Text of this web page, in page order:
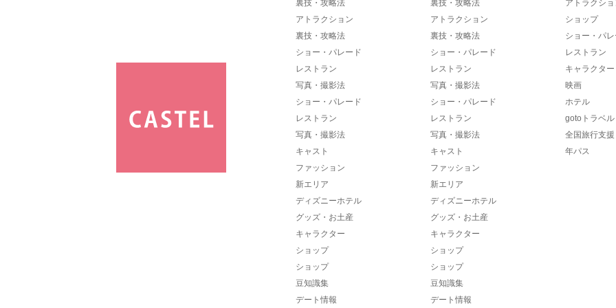
裏技・攻略法
アトラクション
裏技・攻略法
ショー・パレード
レストラン
写真・撮影法
ショー・パレード
レストラン
写真・撮影法
キャスト
ファッション
新エリア
ディズニーホテル
グッズ・お土産
キャラクター
ショップ
ショップ
豆知識集
デート情報
裏技・攻略法
アトラクション
裏技・攻略法
ショー・パレード
レストラン
写真・撮影法
ショー・パレード
レストラン
写真・撮影法
キャスト
ファッション
新エリア
ディズニーホテル
グッズ・お土産
キャラクター
ショップ
ショップ
豆知識集
デート情報
アトラクシ
ショップ
ショー・パ
レストラン
キャラクター
映画
ホテル
gotoトラベル
全国旅行支援
年パス